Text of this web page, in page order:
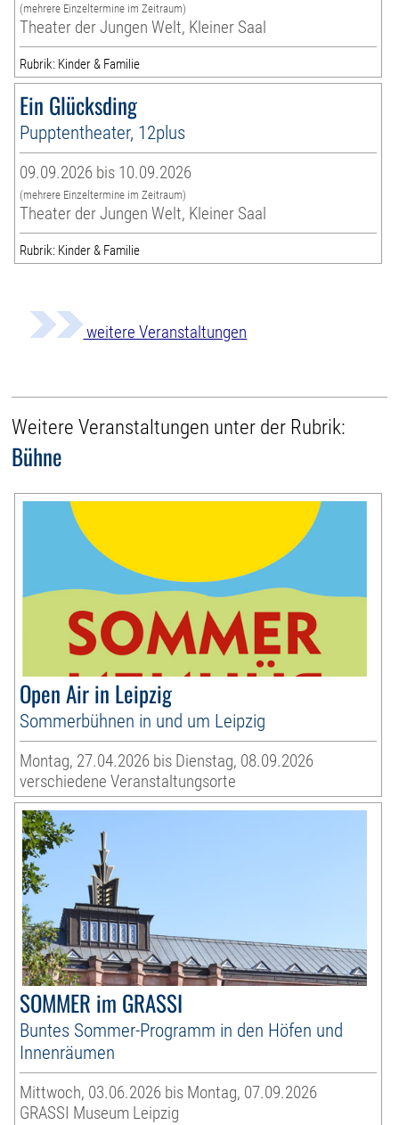
(mehrere Einzeltermine im Zeitraum)
Theater der Jungen Welt, Kleiner Saal
Rubrik: Kinder & Familie
Ein Glücksding
Pupptentheater, 12plus
09.09.2026 bis 10.09.2026
(mehrere Einzeltermine im Zeitraum)
Theater der Jungen Welt, Kleiner Saal
Rubrik: Kinder & Familie
weitere Veranstaltungen
Weitere Veranstaltungen unter der Rubrik:
Bühne
Open Air in Leipzig
Sommerbühnen in und um Leipzig
Montag, 27.04.2026 bis Dienstag, 08.09.2026
verschiedene Veranstaltungsorte
SOMMER im GRASSI
Buntes Sommer-Programm in den Höfen und
Innenräumen
Mittwoch, 03.06.2026 bis Montag, 07.09.2026
GRASSI Museum Leipzig